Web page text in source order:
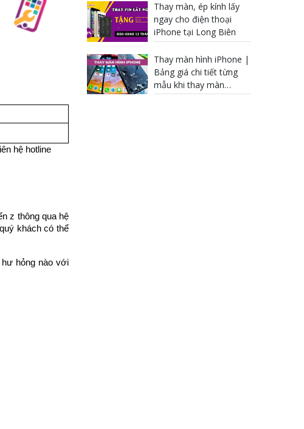
hệ hotline
z thông qua hệ
khách có thể
hỏng nào với
Thay màn, ép kính lấy
ngay cho điện thoại
iPhone tại Long Biên
Thay màn hình iPhone |
Bảng giá chi tiết từng
mẫu khi thay màn
iPhone